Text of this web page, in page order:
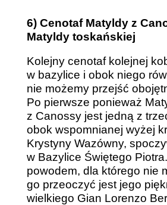
6) Cenotaf Matyldy z
Matyldy toskańskiej
Kolejny cenotaf kolejnej
w bazylice i obok niego
nie możemy przejść
Po pierwsze ponieważ
z Canossy jest jedną z
obok wspomnianej wyżej
Krystyny Wazówny,
w Bazylice Świętego
powodem, dla którego nie
go przeoczyć jest jego
wielkiego Gian Lorenzo